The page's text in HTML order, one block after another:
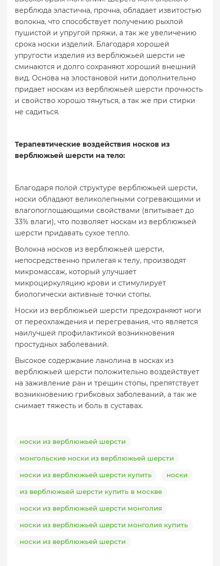
верблюда эластична, прочна, обладает извитостью
волокна, что способствует получению рыхлой
пушистой и упругой пряжи, а так же увеличению
срока носки изделий. Благодаря хорошей
упругости изделия из верблюжьей шерсти не
сминаются и долго сохраняют хороший внешний
вид. Основа на элостановой нити дополнительно
придает носкам из верблюжьей шерсти прочность
и свойство хорошо тянуться, а так же при стирки
не садиться.
Терапевтические воздействия носков из
верблюжьей шерсти на тело:
Благодаря полой структуре верблюжьей шерсти,
носки обладают великолепными согревающими и
влагопоглощающими свойствами (впитывает до
33% влаги), что позволяет носкам из верблюжьей
шерсти придавать сухое тепло.
Волокна носков из верблюжьей шерсти,
непосредственно прилегая к телу, производят
микромассаж, который улучшает
микроциркуляцию крови и стимулирует
биологически активные точки стопы.
Носки из верблюжьей шерсти предохраняют ноги
от переохлаждения и перегревания, что является
наилучшей профилактикой возникновения
простудных заболеваний.
Высокое содержание ланолина в носках из
верблюжьей шерсти положительно воздействует
на заживление ран и трещин стопы, препятствует
возникновению грибковых заболеваний, а так же
снимает тяжесть и боль в суставах.
носки из верблюжьей шерсти
монгольские носки из верблюжьей шерсти
носки из верблюжьей шерсти купить носки
из верблюжьей шерсти купить в москве
носки из верблюжьей шерсти монголия
носки из верблюжьей шерсти монголия купить
носки из верблюжьей шерсти